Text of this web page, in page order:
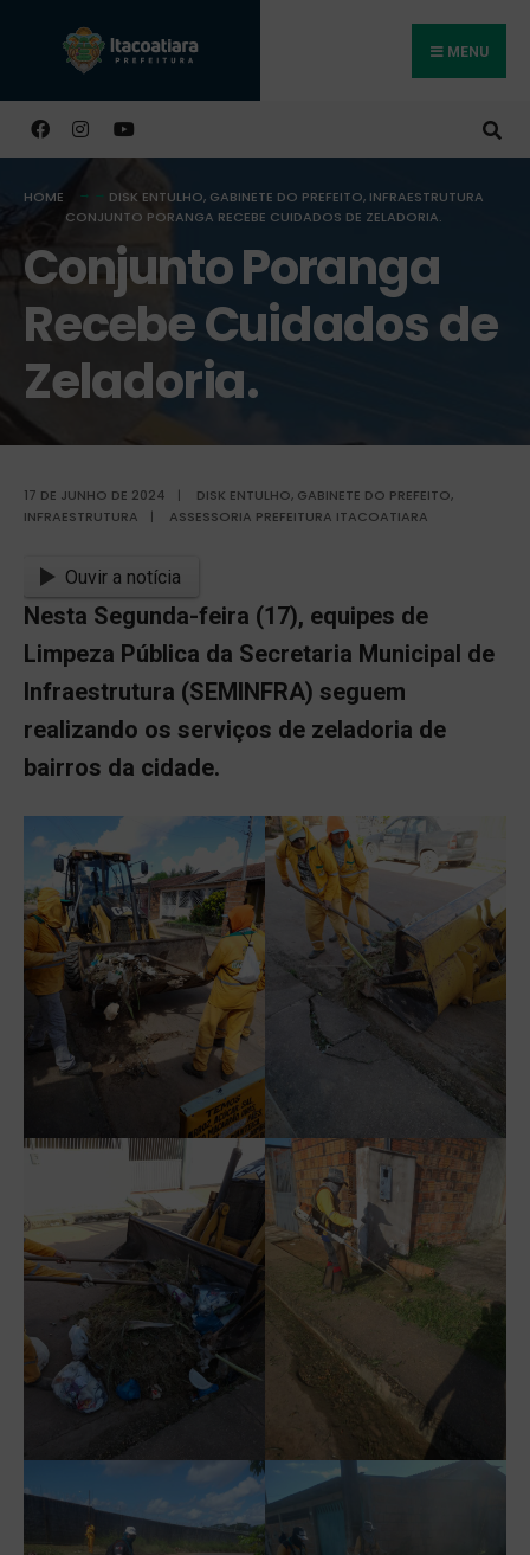
MENU
HOME DISK ENTULHO, GABINETE DO PREFEITO, INFRAESTRUTURA
CONJUNTO PORANGA RECEBE CUIDADOS DE ZELADORIA.
Conjunto Poranga
Recebe Cuidados de
Zeladoria.
17 DE JUNHO DE 2024 | DISK ENTULHO, GABINETE DO PREFEITO,
INFRAESTRUTURA
| ASSESSORIA PREFEITURA ITACOATIARA
Ouvir a notícia
Nesta Segunda-feira (17), equipes de
Limpeza Pública da Secretaria Municipal de
Infraestrutura (SEMINFRA) seguem
realizando os serviços de zeladoria de
bairros da cidade.
Buscar